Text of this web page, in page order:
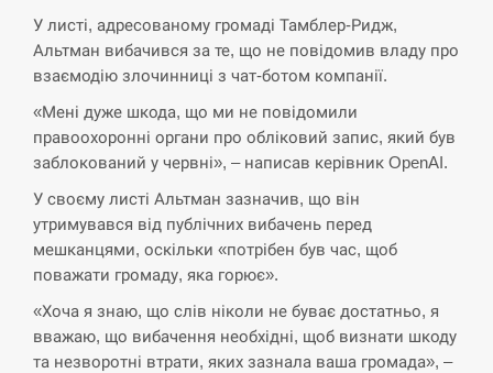
СЕРПЕНЬ
Поставки ракет для ПВО сократились
втрое, хотя у партнеров они…
СЕРПЕНЬ
14:10
У Румунії затоплять чотири баржі для
збільшення потоку води до…
СЕРПЕНЬ
13:53
В Москве пожаловались на “кратный
рост” атак дронов Украины
У листі, адресованому громаді Тамблер-Ридж,
Альтман вибачився за те, що не повідомив владу про
взаємодію злочинниці з чат-ботом компанії.
«Мені дуже шкода, що ми не повідомили
правоохоронні органи про обліковий запис, який був
заблокований у червні», – написав керівник OpenAI.
У своєму листі Альтман зазначив, що він
утримувався від публічних вибачень перед
мешканцями, оскільки «потрібен був час, щоб
поважати громаду, яка горює».
«Хоча я знаю, що слів ніколи не буває достатньо, я
вважаю, що вибачення необхідні, щоб визнати шкоду
та незворотні втрати, яких зазнала ваша громада», –